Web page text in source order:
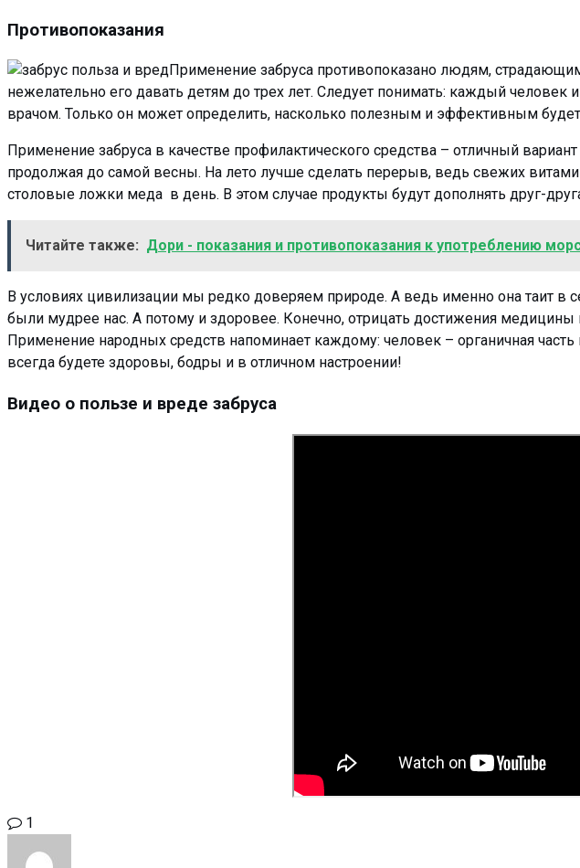
Противопоказания
Применение забруса противопоказано людям,
нежелательно его давать детям до трех лет. Следует понимать: каждый человек
врачом. Только он может определить, насколько полезным и эффективным
Применение забруса в качестве профилактического средства – отличный
продолжая до самой весны. На лето лучше сделать перерыв, ведь свежих
столовые ложки меда в день. В этом случае продукты будут дополнять друг-
Читайте также: Дори - показания и противопоказания к употреблению
В условиях цивилизации мы редко доверяем природе. А ведь именно она таит
были мудрее нас. А потому и здоровее. Конечно, отрицать достижения
Применение народных средств напоминает каждому: человек – органичная
всегда будете здоровы, бодры и в отличном настроении!
Видео о пользе и вреде забруса
1